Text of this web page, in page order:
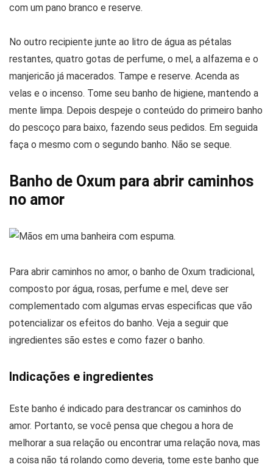
com um pano branco e reserve.
No outro recipiente junte ao litro de água as pétalas
restantes, quatro gotas de perfume, o mel, a alfazema e o
manjericão já macerados. Tampe e reserve. Acenda as
velas e o incenso. Tome seu banho de higiene, mantendo a
mente limpa. Depois despeje o conteúdo do primeiro banho
do pescoço para baixo, fazendo seus pedidos. Em seguida
faça o mesmo com o segundo banho. Não se seque.
Banho de Oxum para abrir caminhos
no amor
Para abrir caminhos no amor, o banho de Oxum tradicional,
composto por água, rosas, perfume e mel, deve ser
complementado com algumas ervas especificas que vão
potencializar os efeitos do banho. Veja a seguir que
ingredientes são estes e como fazer o banho.
Indicações e ingredientes
Este banho é indicado para destrancar os caminhos do
amor. Portanto, se você pensa que chegou a hora de
melhorar a sua relação ou encontrar uma relação nova, mas
a coisa não tá rolando como deveria, tome este banho que